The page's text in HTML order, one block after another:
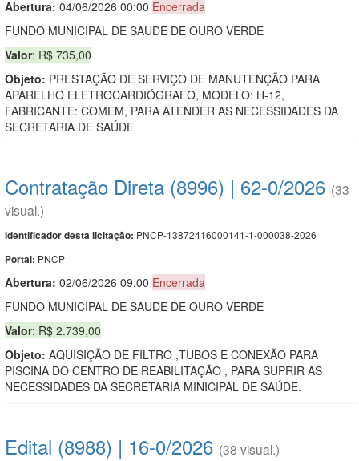
Abertura: 04/06/2026 00:00 Encerrada
FUNDO MUNICIPAL DE SAUDE DE OURO VERDE
Valor: R$ 735,00
Objeto: PRESTAÇÃO DE SERVIÇO DE MANUTENÇÃO PARA
APARELHO ELETROCARDIÓGRAFO, MODELO: H-12,
FABRICANTE: COMEM, PARA ATENDER AS NECESSIDADES DA
SECRETARIA DE SAÚDE
Contratação Direta (8996) | 62-0/2026 (33
visual.)
Identificador desta licitação: PNCP-13872416000141-1-000038-2026
Portal: PNCP
Abertura: 02/06/2026 09:00 Encerrada
FUNDO MUNICIPAL DE SAUDE DE OURO VERDE
Valor: R$ 2.739,00
Objeto: AQUISIÇÃO DE FILTRO ,TUBOS E CONEXÃO PARA
PISCINA DO CENTRO DE REABILITAÇÃO , PARA SUPRIR AS
NECESSIDADES DA SECRETARIA MINICIPAL DE SAÚDE.
Edital (8988) | 16-0/2026 (38 visual.)